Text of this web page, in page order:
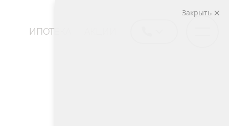
ИПОТЕКА
Закрыть